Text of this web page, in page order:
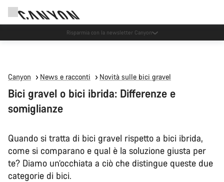
Eventi Canyon
Canyon News e racconti Novità sulle bici gravel
Bici gravel o bici ibrida: Differenze e
somiglianze
Quando si tratta di bici gravel rispetto a bici ibrida,
come si comparano e qual è la soluzione giusta per
te? Diamo un’occhiata a ciò che distingue queste due
categorie di bici.